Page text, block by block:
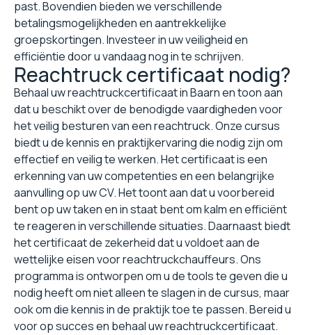
past. Bovendien bieden we verschillende
betalingsmogelijkheden en aantrekkelijke
groepskortingen. Investeer in uw veiligheid en
efficiëntie door u vandaag nog in te schrijven.
Reachtruck certificaat nodig?
Behaal uw reachtruckcertificaat in Baarn en toon aan
dat u beschikt over de benodigde vaardigheden voor
het veilig besturen van een reachtruck. Onze cursus
biedt u de kennis en praktijkervaring die nodig zijn om
effectief en veilig te werken. Het certificaat is een
erkenning van uw competenties en een belangrijke
aanvulling op uw CV. Het toont aan dat u voorbereid
bent op uw taken en in staat bent om kalm en efficiënt
te reageren in verschillende situaties. Daarnaast biedt
het certificaat de zekerheid dat u voldoet aan de
wettelijke eisen voor reachtruckchauffeurs. Ons
programma is ontworpen om u de tools te geven die u
nodig heeft om niet alleen te slagen in de cursus, maar
ook om die kennis in de praktijk toe te passen. Bereid u
voor op succes en behaal uw reachtruckcertificaat.